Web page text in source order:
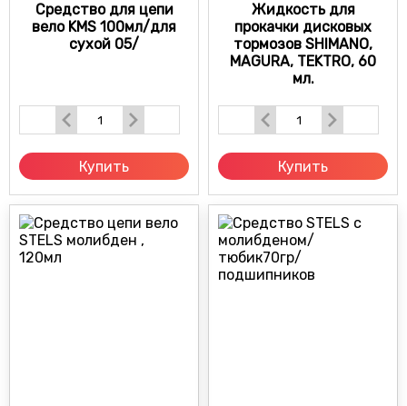
Средство для цепи
вело KMS 100мл/для
сухой 05/
Купить
Жидкость для
прокачки дисковых
тормозов SHIMANO,
MAGURA, TEKTRO, 60
мл.
Купить